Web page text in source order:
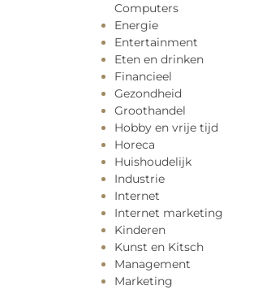
Computers
Energie
Entertainment
Eten en drinken
Financieel
Gezondheid
Groothandel
Hobby en vrije tijd
Horeca
Huishoudelijk
Industrie
Internet
Internet marketing
Kinderen
Kunst en Kitsch
Management
Marketing